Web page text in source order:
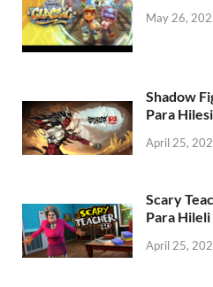
May 26,
Shadow
Para
April 25,
Scary
Para
April 25,